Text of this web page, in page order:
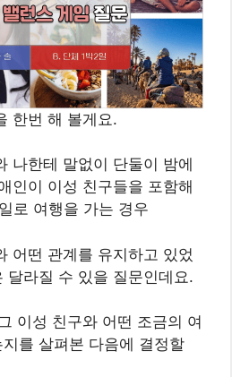
한번 해 볼게요.
나한테 말없이 단둘이 밤에
인이 이성 친구들을 포함해
로 여행을 가는 경우
어떤 관계를 유지하고 있었
달라질 수 있을 질문인데요.
이성 친구와 어떤 조금의 여
를 살펴본 다음에 결정할